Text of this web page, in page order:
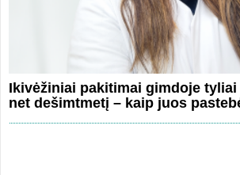
Ikivėžiniai pakitimai gimdoje
net dešimtmetį – kaip juos